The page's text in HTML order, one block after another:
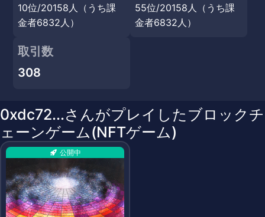
10位/20158人（うち課
金者6832人）
55位/20158人（うち課
金者6832人）
取引数
308
0xdc72...さんがプレイしたブロックチ
ェーンゲーム(NFTゲーム)
公開中